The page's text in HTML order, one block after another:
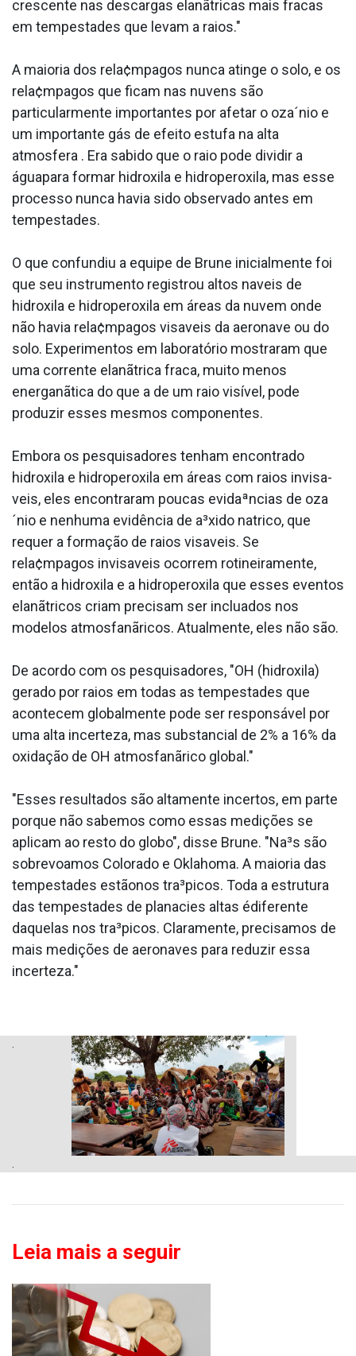
crescente nas descargas elanãtricas mais fracas
em tempestades que levam a raios."
A maioria dos rela¢mpagos nunca atinge o solo, e os
rela¢mpagos que ficam nas nuvens são
particularmente importantes por afetar o oza´nio e
um importante gás de efeito estufa na alta
atmosfera . Era sabido que o raio pode dividir a
águapara formar hidroxila e hidroperoxila, mas esse
processo nunca havia sido observado antes em
tempestades.
O que confundiu a equipe de Brune inicialmente foi
que seu instrumento registrou altos na­veis de
hidroxila e hidroperoxila em áreas da nuvem onde
não havia rela¢mpagos visa­veis da aeronave ou do
solo. Experimentos em laboratório mostraram que
uma corrente elanãtrica fraca, muito menos
energanãtica do que a de um raio visível, pode
produzir esses mesmos componentes.
Embora os pesquisadores tenham encontrado
hidroxila e hidroperoxila em áreas com raios invisa­
veis, eles encontraram poucas evidaªncias de oza
´nio e nenhuma evidência de a³xido na­trico, que
requer a formação de raios visa­veis. Se
rela¢mpagos invisa­veis ocorrem rotineiramente,
então a hidroxila e a hidroperoxila que esses eventos
elanãtricos criam precisam ser inclua­dos nos
modelos atmosfanãricos. Atualmente, eles não são.
De acordo com os pesquisadores, "OH (hidroxila)
gerado por raios em todas as tempestades que
acontecem globalmente pode ser responsável por
uma alta incerteza, mas substancial de 2% a 16% da
oxidação de OH atmosfanãrico global."
"Esses resultados são altamente incertos, em parte
porque não sabemos como essas medições se
aplicam ao resto do globo", disse Brune. "Na³s são
sobrevoamos Colorado e Oklahoma. A maioria das
tempestades estãonos tra³picos. Toda a estrutura
das tempestades de plana­cies altas édiferente
daquelas nos tra³picos. Claramente, precisamos de
mais medições de aeronaves para reduzir essa
incerteza."
Leia mais a seguir